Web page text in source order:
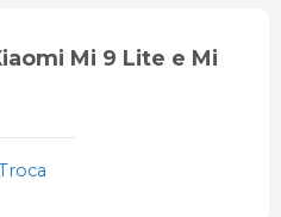
Mi 9 Lite e Mi